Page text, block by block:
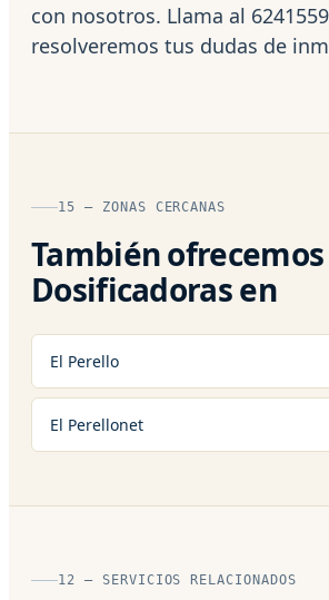
con nosotros. Llama al
resolveremos tus dudas de
15 — ZONAS CERCANAS
También
Dosificadoras en
El Perello
El Perellonet
12 — SERVICIOS RELACIONADOS